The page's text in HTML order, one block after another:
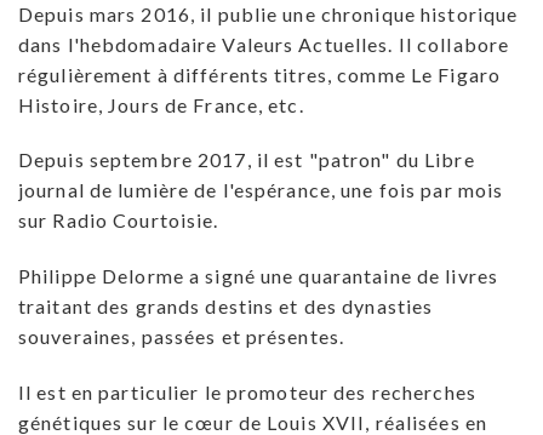
Depuis mars 2016, il publie une chronique historique
dans l'hebdomadaire Valeurs Actuelles. Il collabore
régulièrement à différents titres, comme Le Figaro
Histoire, Jours de France, etc.
Depuis septembre 2017, il est "patron" du Libre
journal de lumière de l'espérance, une fois par mois
sur Radio Courtoisie.
Philippe Delorme a signé une quarantaine de livres
traitant des grands destins et des dynasties
souveraines, passées et présentes.
Il est en particulier le promoteur des recherches
génétiques sur le cœur de Louis XVII, réalisées en